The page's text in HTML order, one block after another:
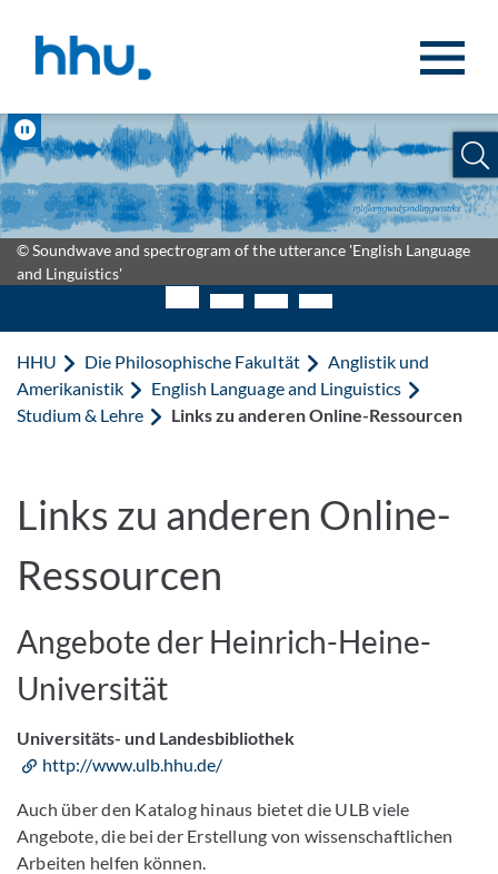
© Soundwave and spectrogram of the utterance 'English Language
and Linguistics'
Pause
HHU Die Philosophische Fakultät
Anglistik und
Amerikanistik
English Language and Linguistics
Studium & Lehre
Links zu anderen Online-Ressourcen
Links zu anderen Online-
Ressourcen
Angebote der Heinrich-Heine-
Universität
Universitäts- und Landesbibliothek
http://www.ulb.hhu.de/
Auch über den Katalog hinaus bietet die ULB viele
Angebote, die bei der Erstellung von wissenschaftlichen
Arbeiten helfen können.